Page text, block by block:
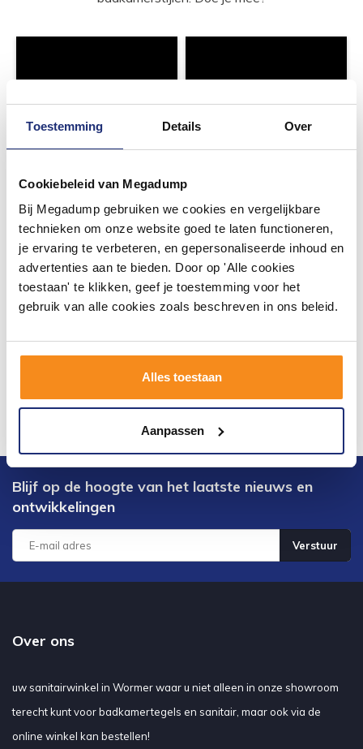
Toestemming Details Over
Cookiebeleid van Megadump
Bij Megadump gebruiken we cookies en vergelijkbare
technieken om onze website goed te laten functioneren,
je ervaring te verbeteren, en gepersonaliseerde inhoud en
advertenties aan te bieden. Door op 'Alle cookies
toestaan' te klikken, geef je toestemming voor het
gebruik van alle cookies zoals beschreven in ons beleid.
Alles toestaan
Aanpassen
Blijf op de hoogte van het laatste nieuws en
ontwikkelingen
Verstuur
Over ons
uw sanitairwinkel in Wormer waar u niet alleen in onze showroom
terecht kunt voor badkamertegels en sanitair, maar ook via de
online winkel kan bestellen!